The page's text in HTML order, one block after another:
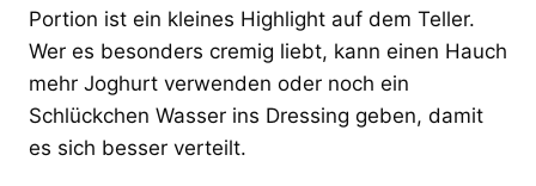
Portion ist ein kleines Highlight auf dem Teller.
Wer es besonders cremig liebt, kann einen Hauch
mehr Joghurt verwenden oder noch ein
Schlückchen Wasser ins Dressing geben, damit
es sich besser verteilt.